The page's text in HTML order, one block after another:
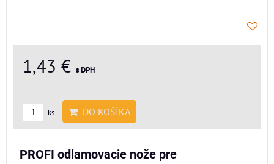
1,43 € s DPH
ks DO KOŠÍKA
PROFI odlamovacie nože pre